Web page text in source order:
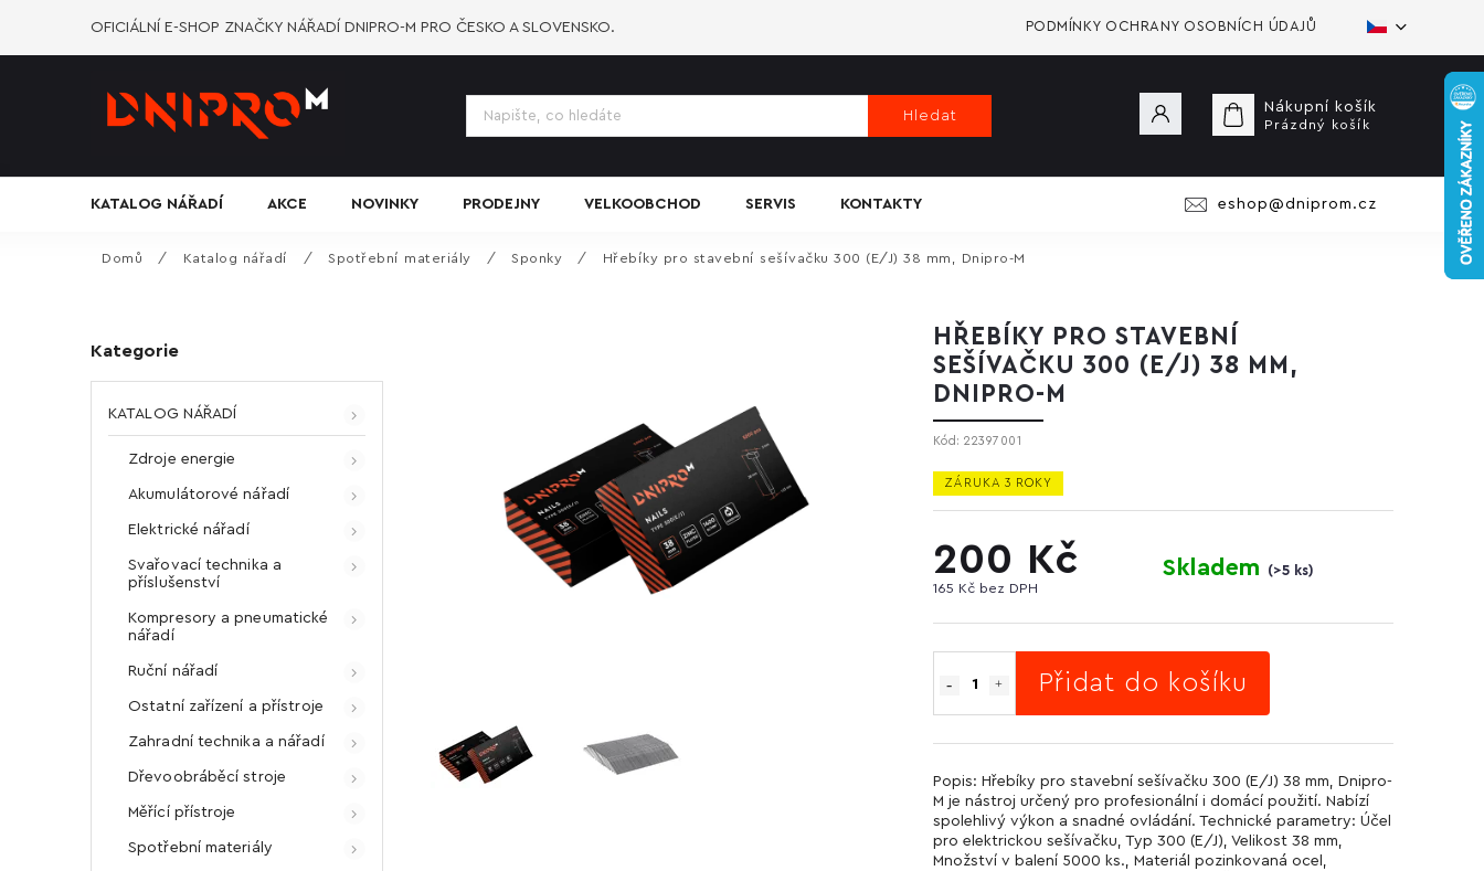
OFICIÁLNÍ E-SHOP ZNAČKY NÁŘADÍ DNIPRO-M PRO ČESKO A SLOVENSKO. PODMÍNKY OCHRANY OSOBNÍCH ÚDAJŮ
Hledat
Nákupní košík
Prázdný košík
KATALOG NÁŘADÍ AKCE NOVINKY PRODEJNY VELKOOBCHOD SERVIS KONTAKTY eshop@dniprom.cz
Domů / Katalog nářadí / Spotřební materiály / Sponky / Hřebíky pro stavební sešívačku 300 (E/J) 38 mm, Dnipro-M
Kategorie
KATALOG NÁŘADÍ
Zdroje energie
Akumulátorové nářadí
Elektrické nářadí
Svařovací technika a
příslušenství
Kompresory a pneumatické
nářadí
Ruční nářadí
Ostatní zařízení a přístroje
Zahradní technika a nářadí
Dřevoobráběcí stroje
Měřící přístroje
Spotřební materiály
HŘEBÍKY PRO STAVEBNÍ
SEŠÍVAČKU 300 (E/J) 38 MM,
DNIPRO-M
Kód: 22397001
ZÁRUKA 3 ROKY
200 Kč
165 Kč bez DPH
Skladem (>5 ks)
Přidat do košíku
Popis: Hřebíky pro stavební sešívačku 300 (E/J) 38 mm, Dnipro-
M je nástroj určený pro profesionální i domácí použití. Nabízí
spolehlivý výkon a snadné ovládání. Technické parametry: Účel
pro elektrickou sešívačku, Typ 300 (E/J), Velikost 38 mm,
Množství v balení 5000 ks., Materiál pozinkovaná ocel,